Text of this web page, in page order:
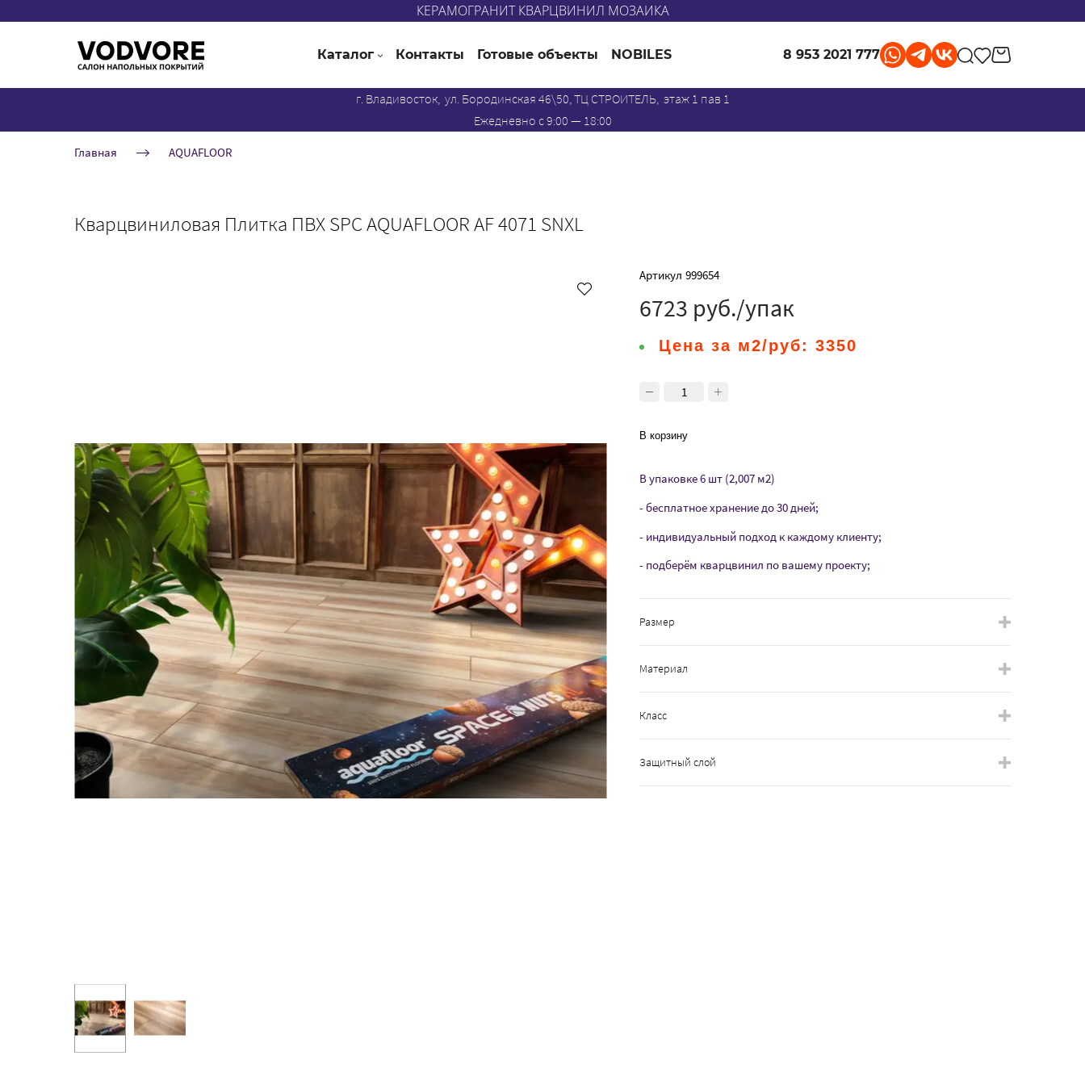
КЕРАМОГРАНИТ КВАРЦВИНИЛ МОЗАИКА
Каталог Контакты Готовые объекты NOBILES 8 953 2021 777
г. Владивосток, ул. Бородинская 46\50, ТЦ СТРОИТЕЛЬ, этаж 1 пав 1
Ежедневно с 9:00 — 18:00
Главная AQUAFLOOR
Кварцвиниловая Плитка ПВХ SPC AQUAFLOOR AF 4071 SNXL
Артикул 999654
6723 руб./упак
Цена за м2/руб: 3350
В корзину
В упаковке 6 шт (2,007 м2)
- бесплатное хранение до 30 дней;
- индивидуальный подход к каждому клиенту;
- подберём кварцвинил по вашему проекту;
Размер
Материал
Класс
Защитный слой